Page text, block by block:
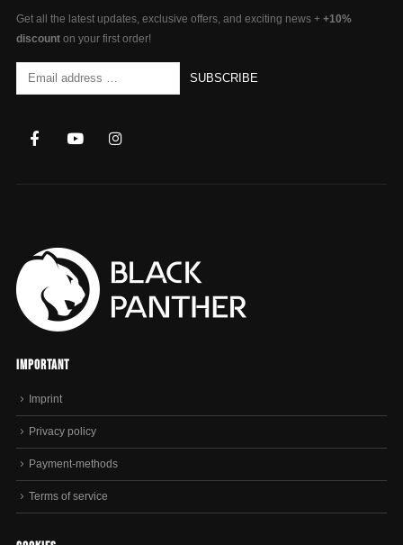
Get all the latest updates, exclusive offers, and exciting news + +10%
discounton your first order!
Important
Imprint
Privacy policy
Payment-methods
Terms of service